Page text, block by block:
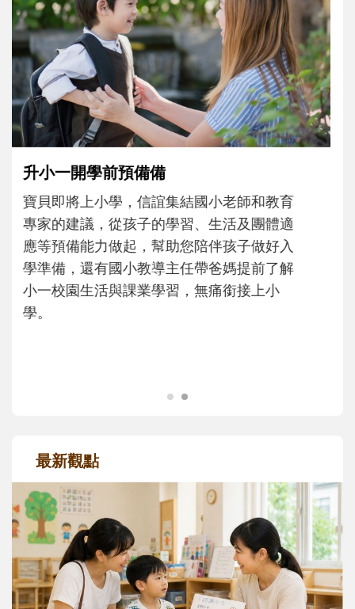
和孩子一起長大的那個男人│讀懂父親的
不同模樣
沒有人天生就擅長當爸爸！男人總是在一次
次「前所未有」的體驗中，跟著孩子一起長
大。從給予安全感的肢體遊戲，到獨立自
主、角色認同及解決問題的能力養成。爸爸
正嘗試用不同的模樣，參與孩子每個重要的
最新觀點